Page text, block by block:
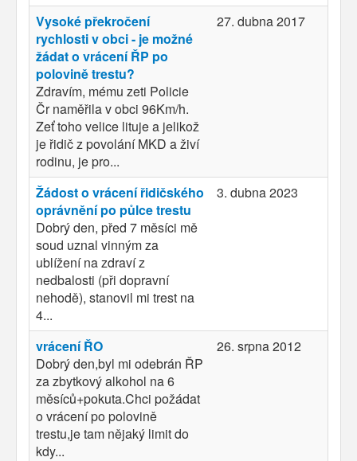
Vysoké překročení
rychlosti v obci - je možné
žádat o vrácení ŘP po
polovině trestu?
Zdravím, mému zeti Policie
Čr naměřila v obci 96Km/h.
Zeť toho velice lituje a jelikož
je řidič z povolání MKD a živí
rodinu, je pro...
27. dubna 2017
Žádost o vrácení řidičského
oprávnění po půlce trestu
Dobrý den, před 7 měsíci mě
soud uznal vinným za
ublížení na zdraví z
nedbalosti (při dopravní
nehodě), stanovil mi trest na
4...
3. dubna 2023
vrácení ŘO
Dobrý den,byl mi odebrán ŘP
za zbytkový alkohol na 6
měsíců+pokuta.Chci požádat
o vrácení po polovině
trestu,je tam nějaký limit do
kdy...
26. srpna 2012